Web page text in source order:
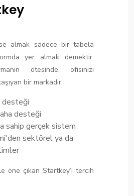
almak sadece bir tabela
yer almak demektir.
ötesinde, ofisinizi
bir markadır.
desteği
desteği
sahip gerçek sistem
sektörel ya da
öne çıkan Startkey’i tercih